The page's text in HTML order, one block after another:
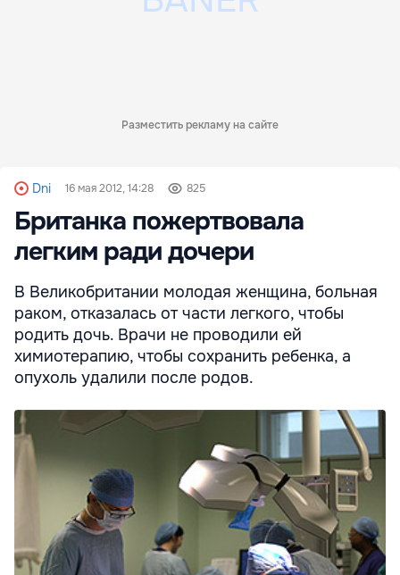
Разместить рекламу на сайте
Dni 16 мая 2012, 14:28 825
Британка пожертвовала
легким ради дочери
В Великобритании молодая женщина, больная
раком, отказалась от части легкого, чтобы
родить дочь. Врачи не проводили ей
химиотерапию, чтобы сохранить ребенка, а
опухоль удалили после родов.